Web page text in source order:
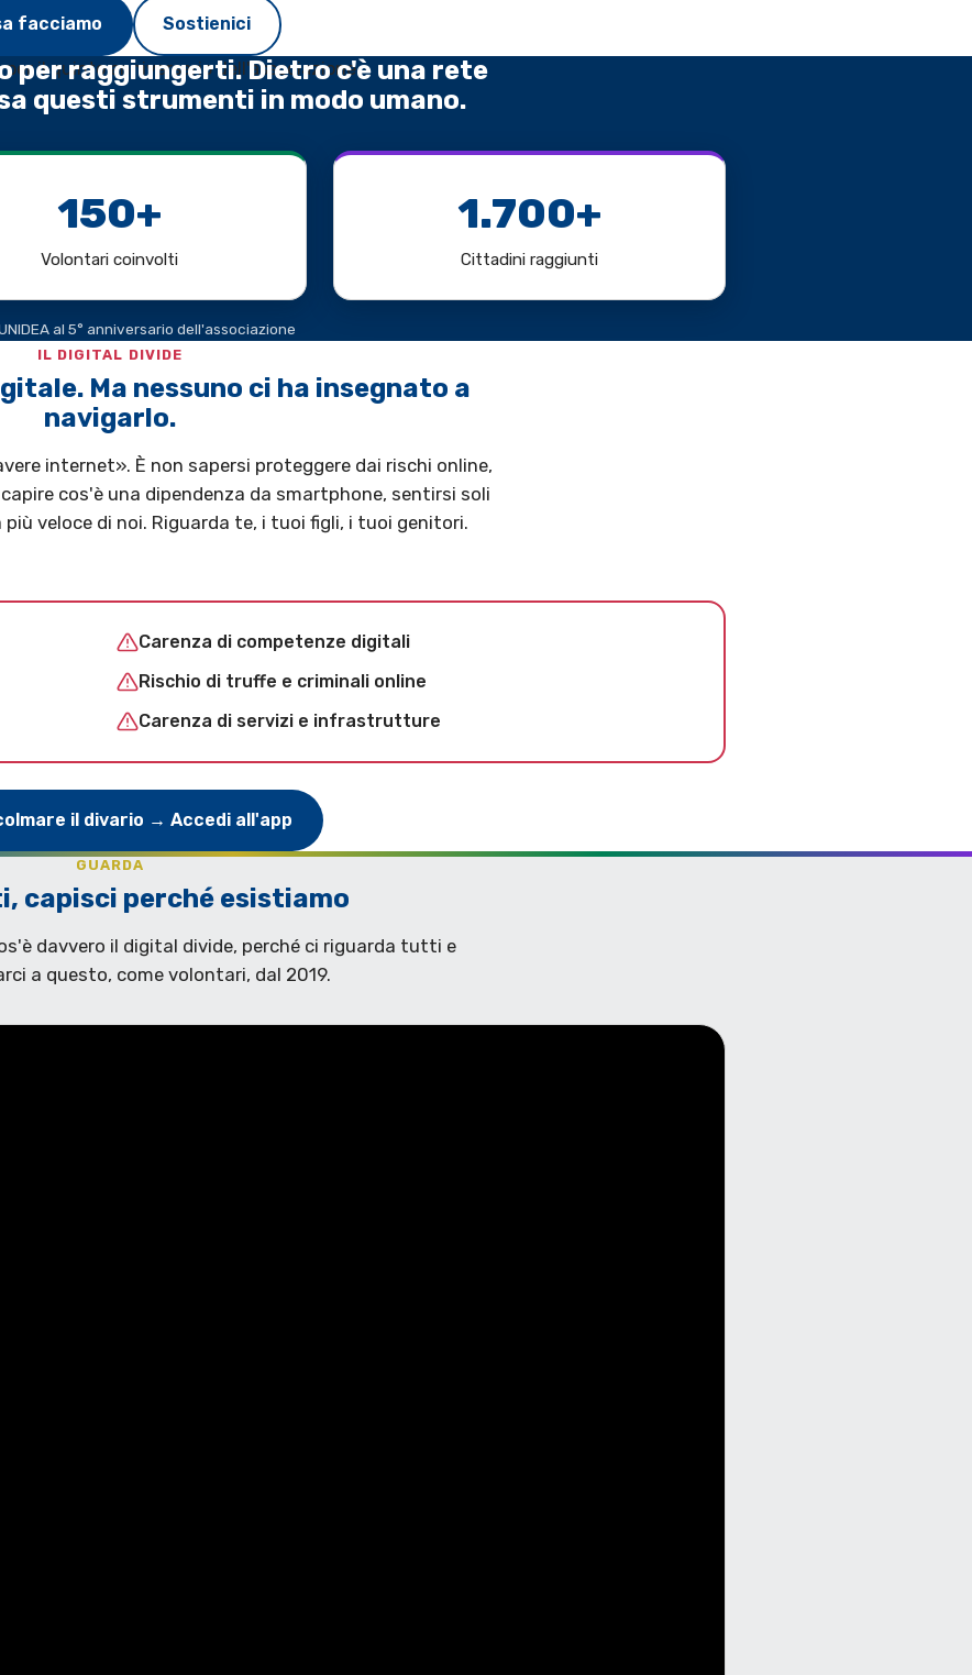
facciamo Sostienici
per raggiungerti. Dietro c'è una rete
questi strumenti in modo umano.
150+
Volontari coinvolti
1.700+
Cittadini raggiunti
al 5° anniversario dell'associazione
IL DIGITAL DIVIDE
Ma nessuno ci ha insegnato a
navigarlo.
internet». È non sapersi proteggere dai rischi online,
cos'è una dipendenza da smartphone, sentirsi soli
veloce di noi. Riguarda te, i tuoi figli, i tuoi genitori.
Carenza di competenze digitali
Rischio di truffe e criminali online
Carenza di servizi e infrastrutture
il divario → Accedi all'app
GUARDA
capisci perché esistiamo
davvero il digital divide, perché ci riguarda tutti e
a questo, come volontari, dal 2019.